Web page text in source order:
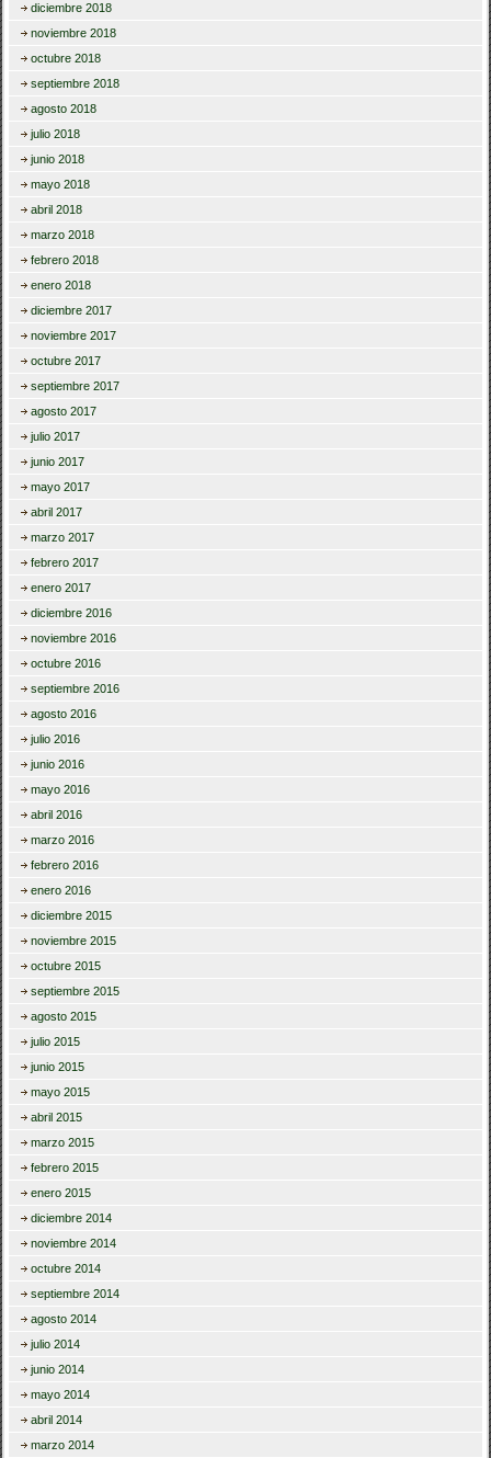
diciembre 2018
noviembre 2018
octubre 2018
septiembre 2018
agosto 2018
julio 2018
junio 2018
mayo 2018
abril 2018
marzo 2018
febrero 2018
enero 2018
diciembre 2017
noviembre 2017
octubre 2017
septiembre 2017
agosto 2017
julio 2017
junio 2017
mayo 2017
abril 2017
marzo 2017
febrero 2017
enero 2017
diciembre 2016
noviembre 2016
octubre 2016
septiembre 2016
agosto 2016
julio 2016
junio 2016
mayo 2016
abril 2016
marzo 2016
febrero 2016
enero 2016
diciembre 2015
noviembre 2015
octubre 2015
septiembre 2015
agosto 2015
julio 2015
junio 2015
mayo 2015
abril 2015
marzo 2015
febrero 2015
enero 2015
diciembre 2014
noviembre 2014
octubre 2014
septiembre 2014
agosto 2014
julio 2014
junio 2014
mayo 2014
abril 2014
marzo 2014